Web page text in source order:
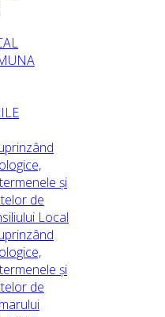
și
de
Local
și
de